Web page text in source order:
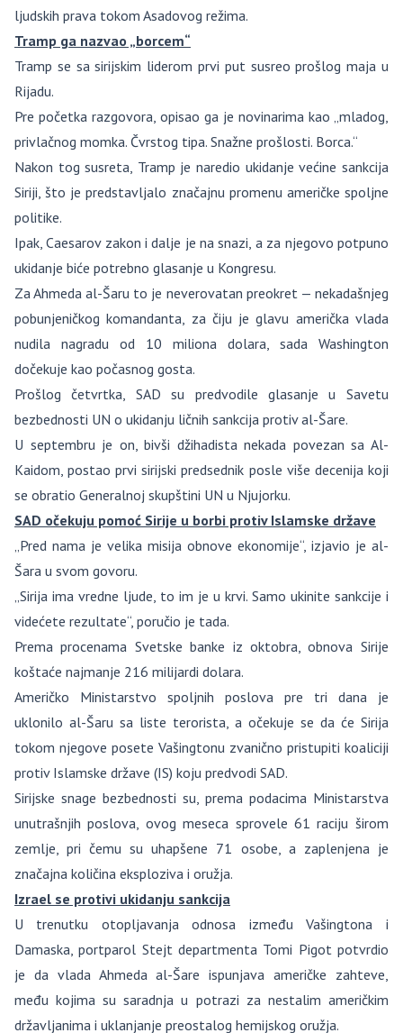
ljudskih prava tokom Asadovog režima.
Tramp ga nazvao „borcem“
Tramp se sa sirijskim liderom prvi put susreo prošlog maja u
Rijadu.
Pre početka razgovora, opisao ga je novinarima kao „mladog,
privlačnog momka. Čvrstog tipa. Snažne prošlosti. Borca.“
Nakon tog susreta, Tramp je naredio ukidanje većine sankcija
Siriji, što je predstavljalo značajnu promenu američke spoljne
politike.
Ipak, Caesarov zakon i dalje je na snazi, a za njegovo potpuno
ukidanje biće potrebno glasanje u Kongresu.
Za Ahmeda al-Šaru to je neverovatan preokret — nekadašnjeg
pobunjeničkog komandanta, za čiju je glavu američka vlada
nudila nagradu od 10 miliona dolara, sada Washington
dočekuje kao počasnog gosta.
Prošlog četvrtka, SAD su predvodile glasanje u Savetu
bezbednosti UN o ukidanju ličnih sankcija protiv al-Šare.
U septembru je on, bivši džihadista nekada povezan sa Al-
Kaidom, postao prvi sirijski predsednik posle više decenija koji
se obratio Generalnoj skupštini UN u Njujorku.
SAD očekuju pomoć Sirije u borbi protiv Islamske države
„Pred nama je velika misija obnove ekonomije“, izjavio je al-
Šara u svom govoru.
„Sirija ima vredne ljude, to im je u krvi. Samo ukinite sankcije i
videćete rezultate“, poručio je tada.
Prema procenama Svetske banke iz oktobra, obnova Sirije
koštaće najmanje 216 milijardi dolara.
Američko Ministarstvo spoljnih poslova pre tri dana je
uklonilo al-Šaru sa liste terorista, a očekuje se da će Sirija
tokom njegove posete Vašingtonu zvanično pristupiti koaliciji
protiv Islamske države (IS) koju predvodi SAD.
Sirijske snage bezbednosti su, prema podacima Ministarstva
unutrašnjih poslova, ovog meseca sprovele 61 raciju širom
zemlje, pri čemu su uhapšene 71 osobe, a zaplenjena je
značajna količina eksploziva i oružja.
Izrael se protivi ukidanju sankcija
U trenutku otopljavanja odnosa između Vašingtona i
Damaska, portparol Stejt departmenta Tomi Pigot potvrdio
je da vlada Ahmeda al-Šare ispunjava američke zahteve,
među kojima su saradnja u potrazi za nestalim američkim
državljanima i uklanjanje preostalog hemijskog oružja.